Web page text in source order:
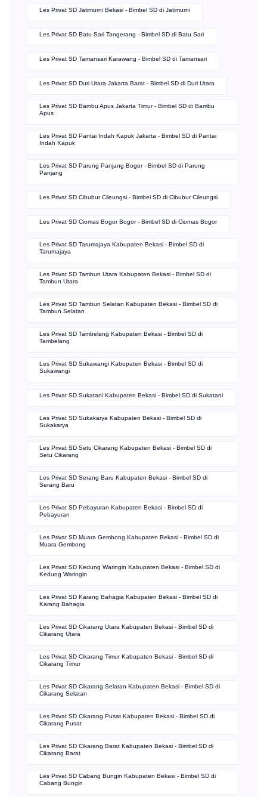
Les Privat SD Jatimurni Bekasi - Bimbel SD di Jatimurni
Les Privat SD Batu Sari Tangerang - Bimbel SD di Batu Sari
Les Privat SD Tamansari Karawang - Bimbel SD di Tamansari
Les Privat SD Duri Utara Jakarta Barat - Bimbel SD di Duri Utara
Les Privat SD Bambu Apus Jakarta Timur - Bimbel SD di Bambu
Apus
Les Privat SD Pantai Indah Kapuk Jakarta - Bimbel SD di Pantai
Indah Kapuk
Les Privat SD Parung Panjang Bogor - Bimbel SD di Parung
Panjang
Les Privat SD Cibubur Cileungsi - Bimbel SD di Cibubur Cileungsi
Les Privat SD Ciomas Bogor Bogor - Bimbel SD di Ciomas Bogor
Les Privat SD Tarumajaya Kabupaten Bekasi - Bimbel SD di
Tarumajaya
Les Privat SD Tambun Utara Kabupaten Bekasi - Bimbel SD di
Tambun Utara
Les Privat SD Tambun Selatan Kabupaten Bekasi - Bimbel SD di
Tambun Selatan
Les Privat SD Tambelang Kabupaten Bekasi - Bimbel SD di
Tambelang
Les Privat SD Sukawangi Kabupaten Bekasi - Bimbel SD di
Sukawangi
Les Privat SD Sukatani Kabupaten Bekasi - Bimbel SD di Sukatani
Les Privat SD Sukakarya Kabupaten Bekasi - Bimbel SD di
Sukakarya
Les Privat SD Setu Cikarang Kabupaten Bekasi - Bimbel SD di
Setu Cikarang
Les Privat SD Serang Baru Kabupaten Bekasi - Bimbel SD di
Serang Baru
Les Privat SD Pebayuran Kabupaten Bekasi - Bimbel SD di
Pebayuran
Les Privat SD Muara Gembong Kabupaten Bekasi - Bimbel SD di
Muara Gembong
Les Privat SD Kedung Waringin Kabupaten Bekasi - Bimbel SD di
Kedung Waringin
Les Privat SD Karang Bahagia Kabupaten Bekasi - Bimbel SD di
Karang Bahagia
Les Privat SD Cikarang Utara Kabupaten Bekasi - Bimbel SD di
Cikarang Utara
Les Privat SD Cikarang Timur Kabupaten Bekasi - Bimbel SD di
Cikarang Timur
Les Privat SD Cikarang Selatan Kabupaten Bekasi - Bimbel SD di
Cikarang Selatan
Les Privat SD Cikarang Pusat Kabupaten Bekasi - Bimbel SD di
Cikarang Pusat
Les Privat SD Cikarang Barat Kabupaten Bekasi - Bimbel SD di
Cikarang Barat
Les Privat SD Cabang Bungin Kabupaten Bekasi - Bimbel SD di
Cabang Bungin